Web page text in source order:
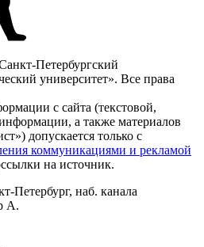
Петербургский
университет». Все права
с сайта (текстовой,
а также материалов
допускается только с
коммуникациями и рекламой
на источник.
Петербург, наб. канала
А.